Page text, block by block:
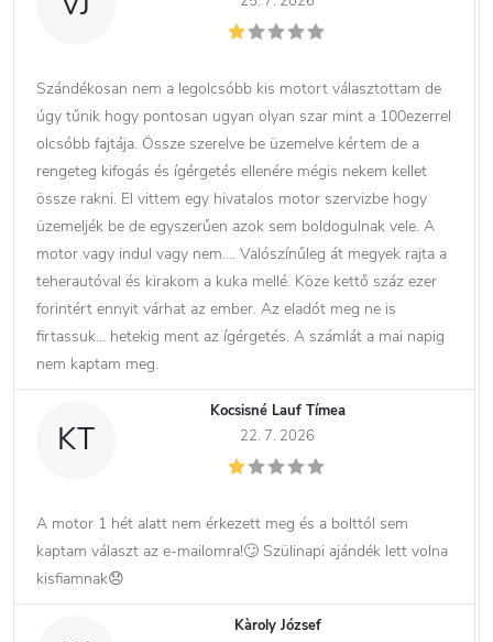
Szándékosan nem a legolcsóbb kis motort választottam de
úgy tűnik hogy pontosan ugyan olyan szar mint a 100ezerrel
olcsóbb fajtája. Össze szerelve be üzemelve kértem de a
rengeteg kifogás és ígérgetés ellenére mégis nekem kellet
össze rakni. El vittem egy hivatalos motor szervizbe hogy
üzemeljék be de egyszerűen azok sem boldogulnak vele. A
motor vagy indul vagy nem…. Valószínűleg át megyek rajta a
teherautóval és kirakom a kuka mellé. Köze kettő száz ezer
forintért ennyit várhat az ember. Az eladót meg ne is
firtassuk… hetekig ment az ígérgetés. A számlát a mai napig
nem kaptam meg.
KT
Kocsisné Lauf Tímea
22. 7. 2026
A motor 1 hét alatt nem érkezett meg és a bolttól sem
kaptam választ az e-mailomra!🙄 Szülinapi ajándék lett volna
kisfiamnak😞
Kàroly József